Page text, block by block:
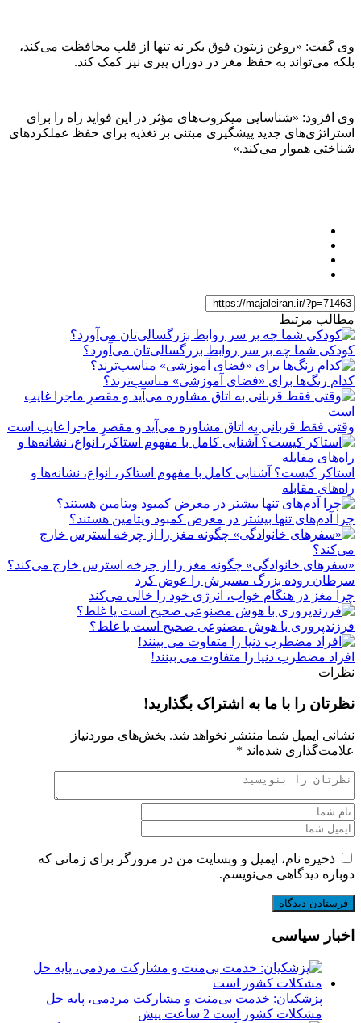
وی گفت: «روغن زیتون فوق بکر نه تنها از قلب محافظت می‌کند،
بلکه می‌تواند به حفظ مغز در دوران پیری نیز کمک کند.
وی افزود: «شناسایی میکروب‌های مؤثر در این فواید راه را برای
استراتژی‌های جدید پیشگیری مبتنی بر تغذیه برای حفظ عملکردهای
شناختی هموار می‌کند.»
مطالب مرتبط
کودکی شما چه بر سر روابط بزرگسالی‌تان می‌آورد؟
کدام رنگ‌ها برای «فضای آموزشی» مناسب‌ترند؟
وقتی فقط قربانی به اتاق مشاوره می‌آید و مقصرِ ماجرا غایب است
استاکر کیست؟ آشنایی کامل با مفهوم استاکر، انواع، نشانه‌ها و
راه‌های مقابله
چرا آدم‌های تنها بیشتر در معرض کمبود ویتامین هستند؟
«سفرهای خانوادگی» چگونه مغز را از چرخه استرس خارج می‌کند؟
سرطان روده بزرگ مسیرش را عوض کرد
چرا مغز در هنگام خواب، انرژی خود را خالی می‌کند
فرزندپروری با هوش مصنوعی صحیح است یا غلط؟
افراد مضطرب دنیا را متفاوت می بینند!
نظرات
نظرتان را با ما به اشتراک بگذارید!
نشانی ایمیل شما منتشر نخواهد شد. بخش‌های موردنیاز
علامت‌گذاری شده‌اند *
ذخیره نام، ایمیل و وبسایت من در مرورگر برای زمانی که
دوباره دیدگاهی می‌نویسم.
اخبار سیاسی
پزشکیان: خدمت بی‌منت و مشارکت مردمی، پایه حل
مشکلات کشور است 2 ساعت پیش